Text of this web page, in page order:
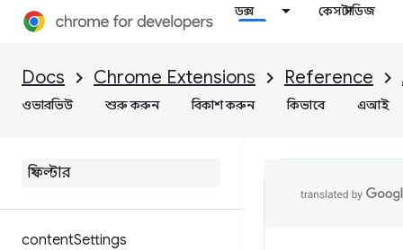
ডক্স কেস স্টাডিজ
Docs Chrome Extensions Reference
ওভারভিউ শুরু করুন বিকাশ করুন কিভাবে এআই
bookmarks
certificate
contentSettings